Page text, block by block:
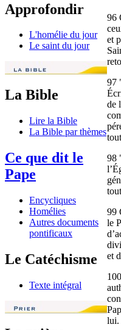
Approfondir
L'homélie du jour
Le saint du jour
La Bible
Lire la Bible
La Bible par thèmes
Ce que dit le
Pape
Encycliques
Homélies
Autres documents
pontificaux
Le Catéchisme
Texte intégral
96
et
97
de
98
99
le
et
lui.